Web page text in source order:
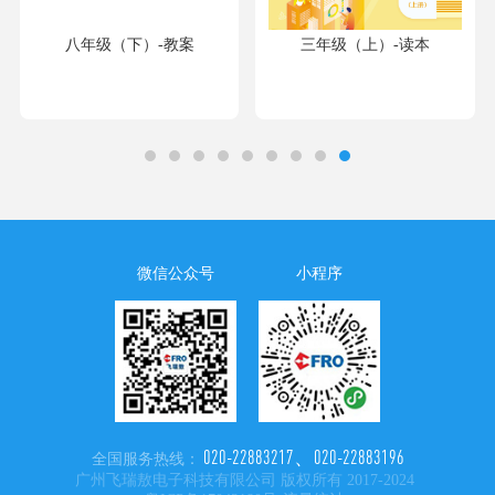
八年级（下）-教案 三年级（上）-读本
微信公众号 小程序
全国服务热线： 020-22883217、020-22883196
广州飞瑞敖电子科技有限公司 版权所有 2017-2024